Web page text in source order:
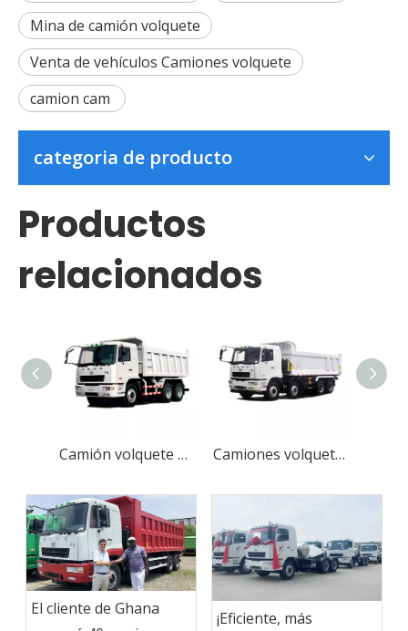
Mina de camión volquete
Venta de vehículos Camiones volquete
camion cam
categoria de producto
Productos
relacionados
Camión volquete CAMC clásico 6X4 Camiones volquete CAMC 8X4/camión volquete
El cliente de Ghana
¡Eficiente, más